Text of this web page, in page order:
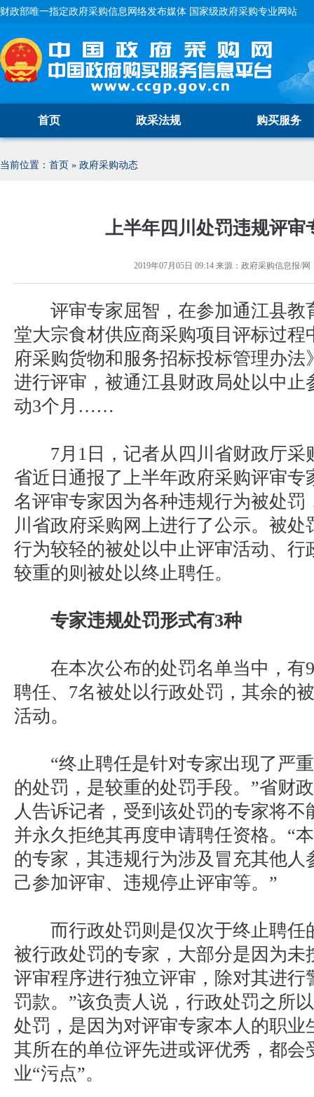
财政部唯一指定政府采购信息网络发布媒体 国家级政府采购专业网站
首页 政采法规 购买服务
当前位置： 首页 » 政府采购动态
上半年四川处罚违规评审
2019年07月05日 09:14 来源：政府采购信息报/网
评审专家屈智，在参加通江县教
堂大宗食材供应商采购项目评标过程
府采购货物和服务招标投标管理办法
进行评审，被通江县财政局处以中止
动3个月……
7月1日，记者从四川省财政厅采
省近日通报了上半年政府采购评审专
名评审专家因为各种违规行为被处罚
川省政府采购网上进行了公示。被
行为较轻的被处以中止评审活动、行
较重的则被处以终止聘任。
专家违规处罚形式有3种
在本次公布的处罚名单当中，有9
聘任、7名被处以行政处罚，其余的
活动。
“终止聘任是针对专家出现了严重
的处罚，是较重的处罚手段。”省财
人告诉记者，受到该处罚的专家将
并永久拒绝其再度申请聘任资格。“
的专家，其违规行为涉及冒充其他人
己参加评审、违规停止评审等。”
而行政处罚则是仅次于终止聘任
被行政处罚的专家，大部分是因为未
评审程序进行独立评审，除对其进行
罚款。”该负责人说，行政处罚之所
处罚，是因为对评审专家本人的职业
其所在的单位评先进或评优秀，都会
业“污点”。